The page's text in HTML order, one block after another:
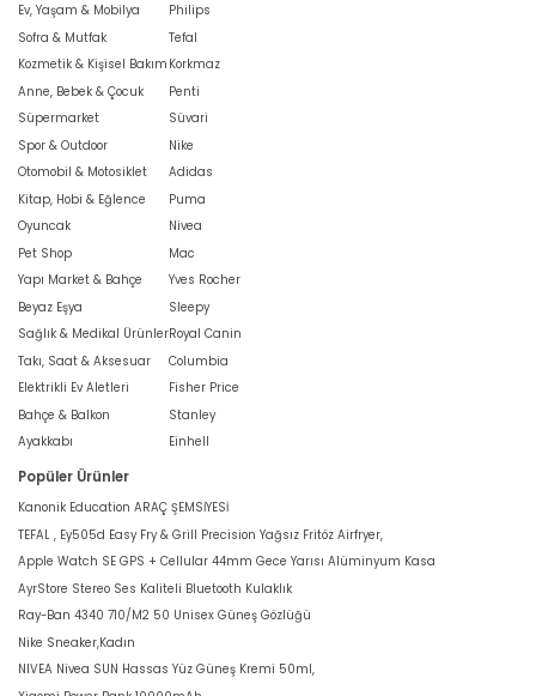
Ev, Yaşam & Mobilya
Sofra & Mutfak
Kozmetik & Kişisel Bakım
Anne, Bebek & Çocuk
Süpermarket
Spor & Outdoor
Otomobil & Motosiklet
Kitap, Hobi & Eğlence
Oyuncak
Pet Shop
Yapı Market & Bahçe
Beyaz Eşya
Sağlık & Medikal Ürünler
Takı, Saat & Aksesuar
Elektrikli Ev Aletleri
Bahçe & Balkon
Ayakkabı
Philips
Tefal
Korkmaz
Penti
Süvari
Nike
Adidas
Puma
Nivea
Mac
Yves Rocher
Sleepy
Royal Canin
Columbia
Fisher Price
Stanley
Einhell
Popüler Ürünler
Kanonik Education ARAÇ ŞEMSİYESİ
TEFAL , Ey505d Easy Fry & Grill Precision Yağsız Fritöz Airfryer,
Apple Watch SE GPS + Cellular 44mm Gece Yarısı Alüminyum Kasa
AyrStore Stereo Ses Kaliteli Bluetooth Kulaklık
Ray-Ban 4340 710/M2 50 Unisex Güneş Gözlüğü
Nike Sneaker,Kadın
NIVEA Nivea SUN Hassas Yüz Güneş Kremi 50ml,